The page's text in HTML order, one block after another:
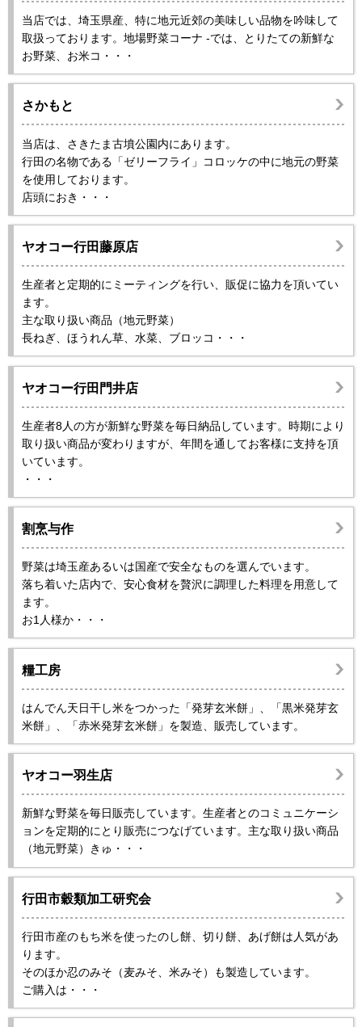
当店では、埼玉県産、特に地元近郊の美味しい品物を吟味して
取扱っております。地場野菜コーナ -では、とりたての新鮮な
お野菜、お米コ・・・
さかもと
当店は、さきたま古墳公園内にあります。
行田の名物である「ゼリーフライ」コロッケの中に地元の野菜
を使用しております。
店頭におき・・・
ヤオコー行田藤原店
生産者と定期的にミーティングを行い、販促に協力を頂いてい
ます。
主な取り扱い商品（地元野菜）
長ねぎ、ほうれん草、水菜、ブロッコ・・・
ヤオコー行田門井店
生産者8人の方が新鮮な野菜を毎日納品しています。時期により
取り扱い商品が変わりますが、年間を通してお客様に支持を頂
いています。
・・・
割烹与作
野菜は埼玉産あるいは国産で安全なものを選んでいます。
落ち着いた店内で、安心食材を贅沢に調理した料理を用意して
ます。
お1人様か・・・
糧工房
はんでん天日干し米をつかった「発芽玄米餅」、「黒米発芽玄
米餅」、「赤米発芽玄米餅」を製造、販売しています。
ヤオコー羽生店
新鮮な野菜を毎日販売しています。生産者とのコミュニケーシ
ョンを定期的にとり販売につなげています。主な取り扱い商品
（地元野菜）きゅ・・・
行田市穀類加工研究会
行田市産のもち米を使ったのし餅、切り餅、あげ餅は人気があ
ります。
そのほか忍のみそ（麦みそ、米みそ）も製造しています。
ご購入は・・・